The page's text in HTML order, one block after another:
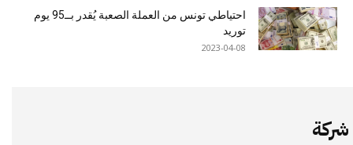
احتياطي تونس من العملة الصعبة يُقدر بــ95 يوم
توريد
2023-04-08
شركة